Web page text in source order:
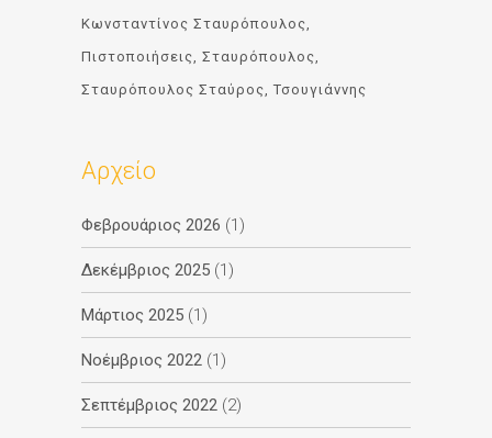
Κωνσταντίνος Σταυρόπουλος
Πιστοποιήσεις
Σταυρόπουλος
Σταυρόπουλος Σταύρος
Τσουγιάννης
Αρχείο
Φεβρουάριος 2026 (1)
Δεκέμβριος 2025 (1)
Μάρτιος 2025 (1)
Νοέμβριος 2022 (1)
Σεπτέμβριος 2022 (2)